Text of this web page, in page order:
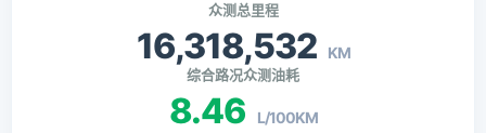
众测总里程
16,318,532 KM
综合路况众测油耗
8.46 L/100KM